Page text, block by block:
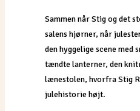
Sammen når Stig og det
salens hjørner, når
den hyggelige scene
tændte lanterner, den
lænestolen, hvorfra Stig
julehistorie højt.